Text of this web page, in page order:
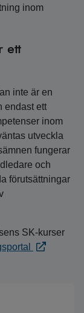
inom
ett
inte är en
endast ett
inom
utveckla
fungerar
och
förutsättningar
SK-kurser